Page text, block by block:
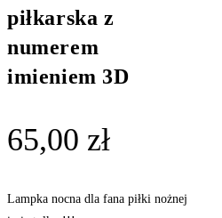
piłkarska z
numerem
imieniem 3D
65,00 zł
Lampka nocna dla fana piłki nożnej